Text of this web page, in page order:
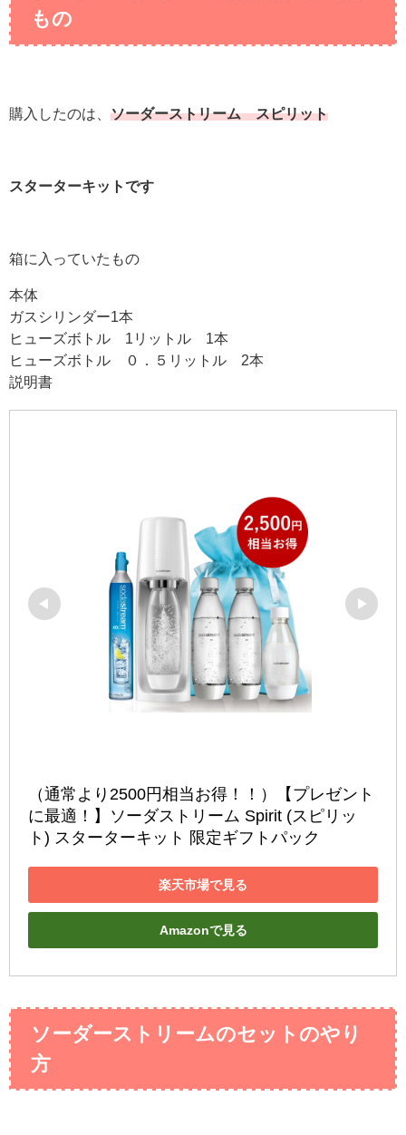
もの
購入したのは、 ソーダーストリーム スピリット
スターターキットです
箱に入っていたもの
本体
ガスシリンダー1本
ヒューズボトル 1リットル 1本
ヒューズボトル ０．５リットル 2本
説明書
（通常より2500円相当お得！！）【プレゼント
に最適！】ソーダストリーム Spirit (スピリッ
ト) スターターキット 限定ギフトパック
楽天市場で見る
Amazonで見る
ソーダーストリームのセットのやり
方